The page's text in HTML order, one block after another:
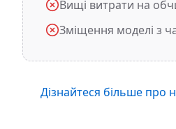
Вищі витрати на
Зміщення моделі з
Дізнайтеся більше про